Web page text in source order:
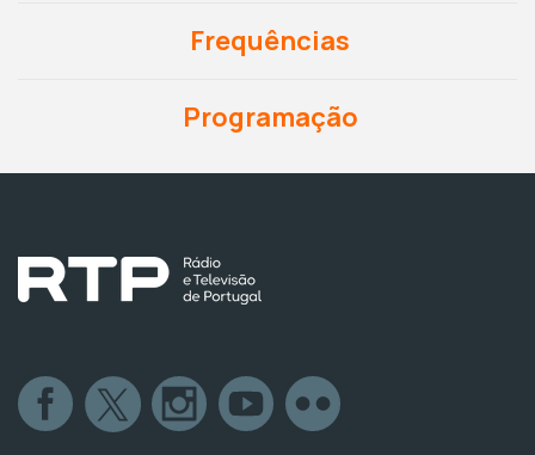
Frequências
Programação